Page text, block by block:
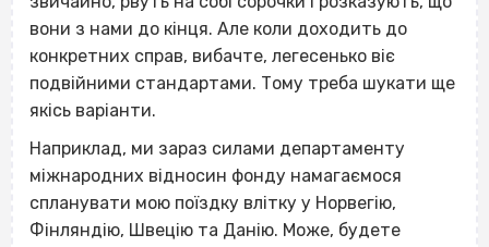
вони з нами до кінця. Але коли доходить до
конкретних справ, вибачте, легесенько віє
подвійними стандартами. Тому треба шукати ще
якісь варіанти.
Наприклад, ми зараз силами департаменту
міжнародних відносин фонду намагаємося
спланувати мою поїздку влітку у Норвегію,
Фінляндію, Швецію та Данію. Може, будете